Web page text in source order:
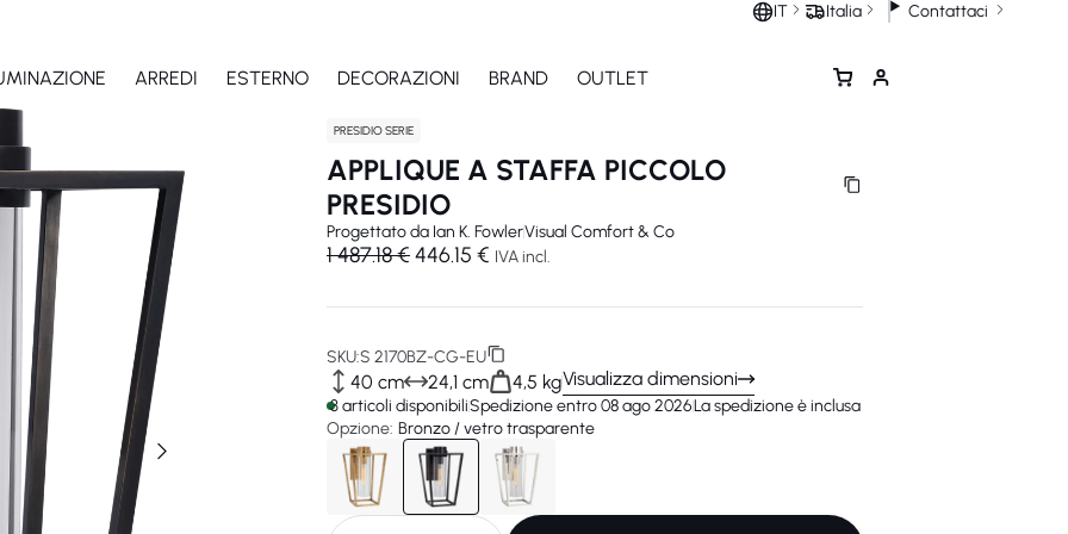
IT Italia Contattaci
ARREDI ESTERNO DECORAZIONI BRAND OUTLET
PRESIDIO SERIE
APPLIQUE A STAFFA PICCOLO
PRESIDIO
Progettato da Ian K. FowlerVisual Comfort & Co
1 487.18 €446.15 € IVA incl.
SKU:S 2170BZ-CG-EU
40 cm 24,1 cm 4,5 kgVisualizza dimensioni
3 articoli disponibiliSpedizione entro 08 ago 2026La spedizione è inclusa
Opzione: Bronzo / vetro trasparente